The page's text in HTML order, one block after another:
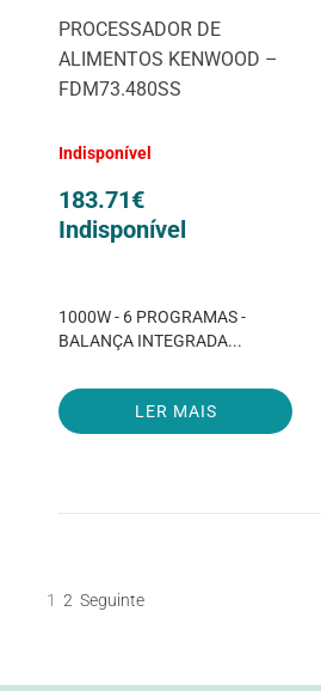
PROCESSADOR DE
ALIMENTOS KENWOOD –
FDM73.480SS
Indisponível
183.71€
Indisponível
1000W - 6 PROGRAMAS -
BALANÇA INTEGRADA...
LER MAIS
1 2 Seguinte